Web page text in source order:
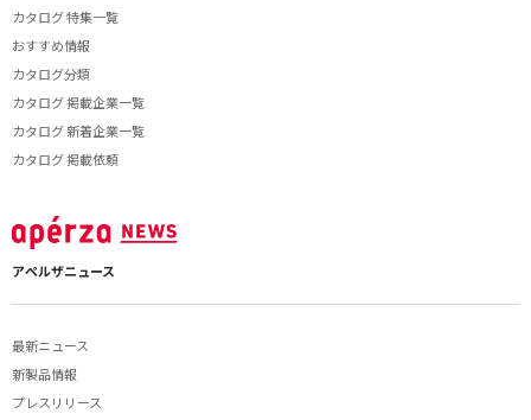
カタログ 特集一覧
おすすめ情報
カタログ分類
カタログ 掲載企業一覧
カタログ 新着企業一覧
カタログ 掲載依頼
アペルザニュース
最新ニュース
新製品情報
プレスリリース